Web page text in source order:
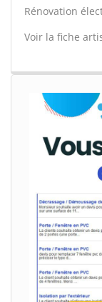
Rénovation
Voir la fiche